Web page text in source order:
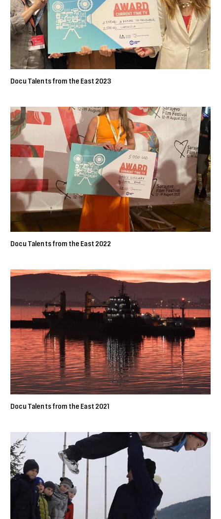
Docu Talents from the East 2023
Docu Talents from the East 2022
Docu Talents from the East 2021